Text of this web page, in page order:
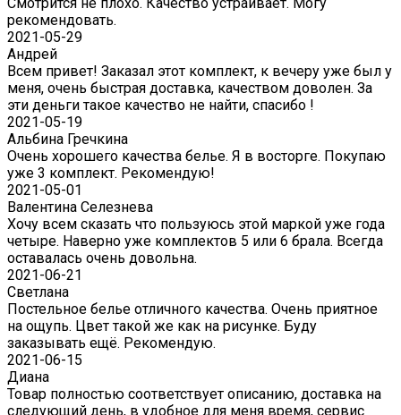
Смотрится не плохо. Качество устраивает. Могу
рекомендовать.
2021-05-29
Андрей
Всем привет! Заказал этот комплект, к вечеру уже был у
меня, очень быстрая доставка, качеством доволен. За
эти деньги такое качество не найти, спасибо !
2021-05-19
Альбина Гречкина
Очень хорошего качества белье. Я в восторге. Покупаю
уже 3 комплект. Рекомендую!
2021-05-01
Валентина Селезнева
Хочу всем сказать что пользуюсь этой маркой уже года
четыре. Наверно уже комплектов 5 или 6 брала. Всегда
оставалась очень довольна.
2021-06-21
Светлана
Постельное белье отличного качества. Очень приятное
на ощупь. Цвет такой же как на рисунке. Буду
заказывать ещё. Рекомендую.
2021-06-15
Диана
Товар полностью соответствует описанию, доставка на
следующий день, в удобное для меня время, сервис